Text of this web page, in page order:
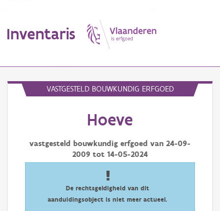
Inventaris
Aanduidingsobject
Waarneming
VASTGESTELD BOUWKUNDIG ERFGOED
Hoeve
vastgesteld bouwkundig erfgoed van 24-09-
2009 tot 14-05-2024
De rechtsgeldigheid van dit
aanduidingsobject is niet meer actueel.